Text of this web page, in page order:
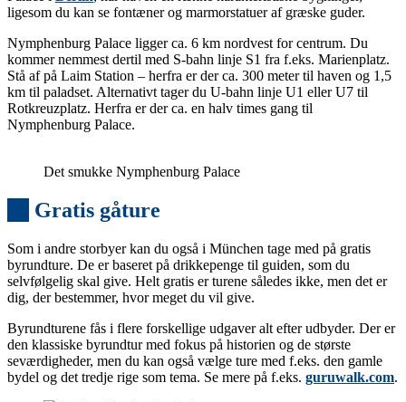
ligesom du kan se fontæner og marmorstatuer af græske guder.
Nymphenburg Palace ligger ca. 6 km nordvest for centrum. Du
kommer nemmest dertil med S-bahn linje S1 fra f.eks. Marienplatz.
Stå af på Laim Station – herfra er der ca. 300 meter til haven og 1,5
km til paladset. Alternativt tager du U-bahn linje U1 eller U7 til
Rotkreuzplatz. Herfra er der ca. en halv times gang til
Nymphenburg Palace.
Det smukke Nymphenburg Palace
Gratis gåture
Som i andre storbyer kan du også i München tage med på gratis
byrundture. De er baseret på drikkepenge til guiden, som du
selvfølgelig skal give. Helt gratis er turene således ikke, men det er
dig, der bestemmer, hvor meget du vil give.
Byrundturene fås i flere forskellige udgaver alt efter udbyder. Der er
den klassiske byrundtur med fokus på historien og de største
seværdigheder, men du kan også vælge ture med f.eks. den gamle
bydel og det tredje rige som tema. Se mere på f.eks. guruwalk.com.